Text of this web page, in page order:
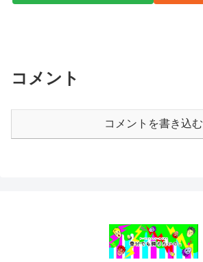
コメント
コメントを書き込む